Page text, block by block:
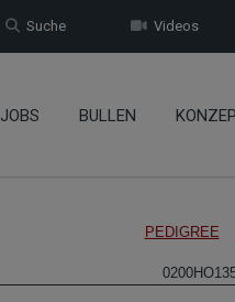
Videos
Suche
JOBS BULLEN